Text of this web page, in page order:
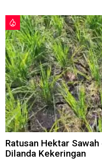
Ratusan Hektar
Dilanda Kekeringan